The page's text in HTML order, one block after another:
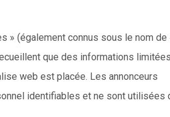
» (également connus sous le nom de
que des informations
web est placée. Les annonceurs
identifiables et ne sont utilisées